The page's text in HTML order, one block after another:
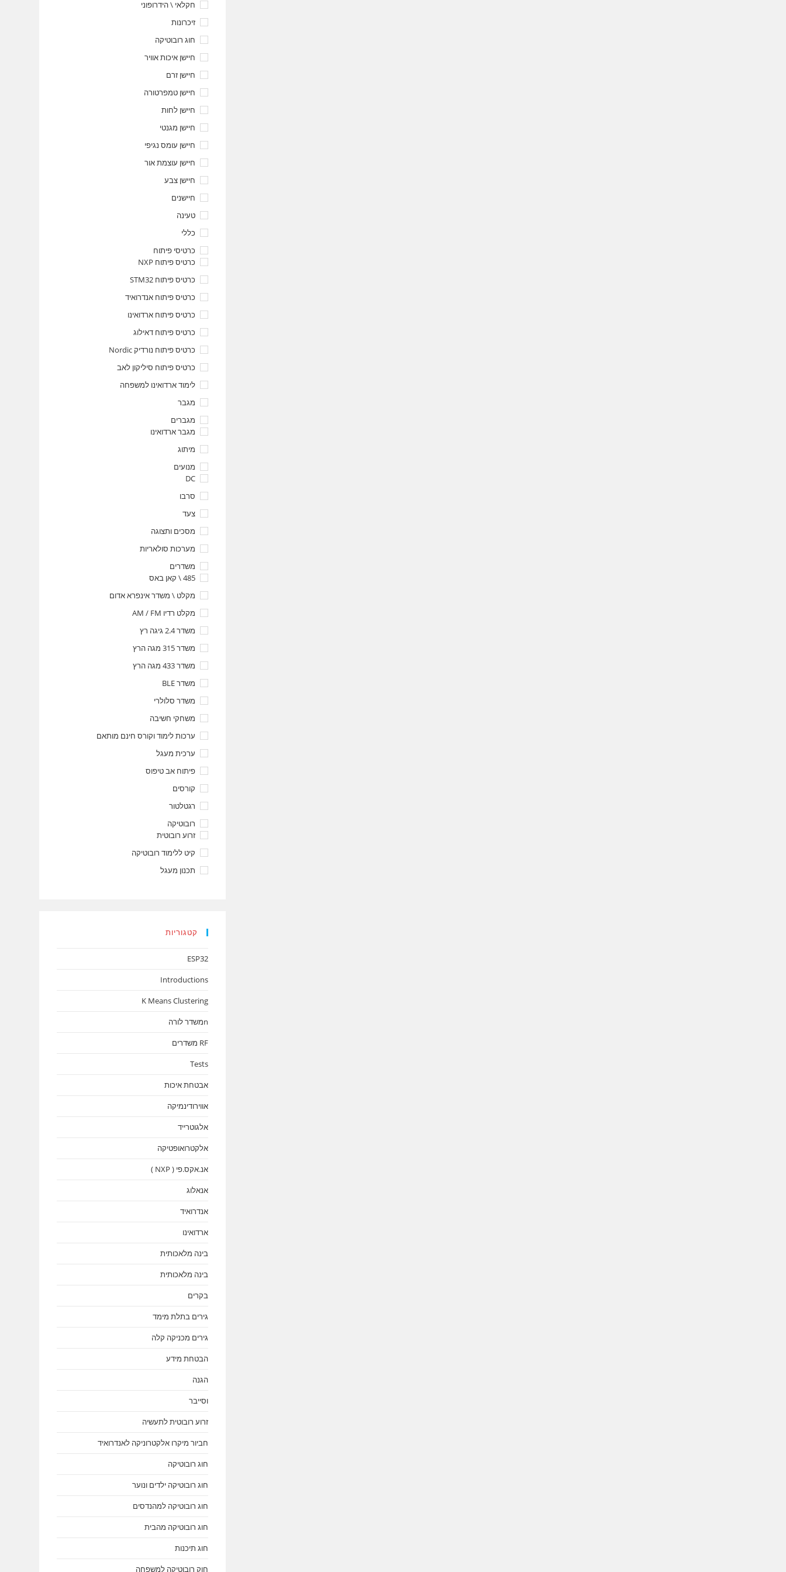
חקלאי \ הידרופוני
זיכרונות
חוג רובוטיקה
חיישן איכות אוויר
חיישן זרם
חיישן טמפרטורה
חיישן לחות
חיישן מגנטי
חיישן עומס נגיפי
חיישן עוצמת אור
חיישן צבע
חיישנים
טעינה
כללי
כרטיסי פיתוח
כרטיס פיתוח NXP
כרטיס פיתוח STM32
כרטיס פיתוח אנדרואיד
כרטיס פיתוח ארדואינו
כרטיס פיתוח דאילוג
כרטיס פיתוח נורדיק Nordic
כרטיס פיתוח סיליקון לאב
לימוד ארדואינו למשפחה
מגבר
מגברים
מגבר ארדואינו
מיתוג
מנועים
DC
סרבו
צעד
מסכים ותצוגה
מערכות סולאריות
משדרים
485 \ קאן באס
מקלט \ משדר אינפרא אדום
מקלט רדיו AM / FM
משדר 2.4 גיגה רץ
משדר 315 מגה הרץ
משדר 433 מגה הרץ
משדר BLE
משדר סלולרי
משחקי חשיבה
ערכות לימוד וקורס חינם מותאם
ערכית מעגל
פיתוח אב טיפוס
קורסים
רגטלטור
רובוטיקה
זרוע רובוטית
קיט ללימוד רובוטיקה
תכנון מעגל
קטגוריות
ESP32
Introductions
K Means Clustering
nמשדר לורה
RF משדרים
Tests
אבטחת איכות
אווירודינמיקה
אלגוטרייד
אלקטרואופטיקה
אנ.אקס.פי ( NXP )
אנאלוג
אנדרואיד
ארדואינו
בינה מלאכותית
בינה מלאכותית
בקרים
גירים בתלת מימד
גירים מכניקה קלה
הבטחת מידע
הגנה
וסייבר
זרוע רובוטית לתעשיה
חביור מיקרו אלקטרוניקה לאנדרואיד
חוג רובוטיקה
חוג רובוטיקה ילדים ונוער
חוג רובוטיקה למהנדסים
חוג רובוטיקה מהבית
חוג תיכנות
חוק רובוטיקה למשפחה